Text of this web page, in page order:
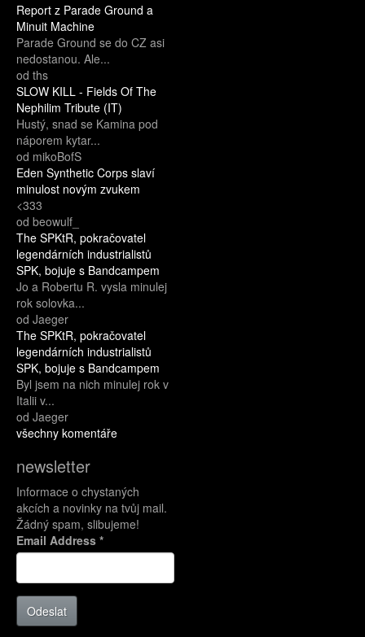
Report z Parade Ground a
Minuit Machine
Parade Ground se do CZ asi
nedostanou. Ale...
od ths
SLOW KILL - Fields Of The
Nephilim Tribute (IT)
Hustý, snad se Kamina pod
náporem kytar...
od mikoBofS
Eden Synthetic Corps slaví
minulost novým zvukem
<333
od beowulf_
The SPKtR, pokračovatel
legendárních industrialistů
SPK, bojuje s Bandcampem
Jo a Robertu R. vysla minulej
rok solovka...
od Jaeger
The SPKtR, pokračovatel
legendárních industrialistů
SPK, bojuje s Bandcampem
Byl jsem na nich minulej rok v
Italii v...
od Jaeger
všechny komentáře
newsletter
Informace o chystaných
akcích a novinky na tvůj mail.
Žádný spam, slibujeme!
Email Address *
Odeslat